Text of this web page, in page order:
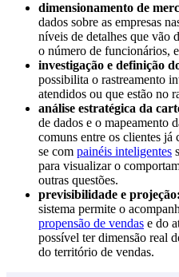
dimensionamento de
dados sobre as empresas
níveis de detalhes que vão
o número de funcionários,
investigação e definição
possibilita o rastreamento
atendidos ou que estão no
análise estratégica da
de dados e o mapeamento
comuns entre os clientes já
se com painéis inteligentes
para visualizar o
outras questões.
previsibilidade e projeção:
sistema permite o
propensão de vendas e do
possível ter dimensão real
do território de vendas.